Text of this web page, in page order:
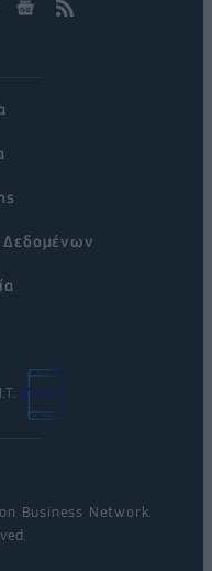
Δεδομένων
Business Network